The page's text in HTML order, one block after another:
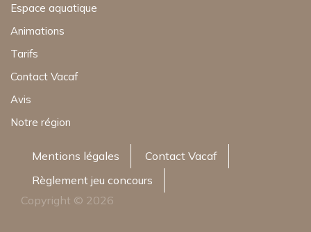
Espace aquatique
Animations
Tarifs
Contact Vacaf
Avis
Notre région
Mentions légales
Contact Vacaf
Règlement jeu concours
Copyright © 2026